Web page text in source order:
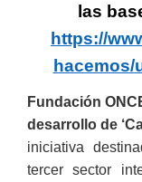
las
https://
hacemos/
Fundación
desarrollo de
iniciativa
tercer sector